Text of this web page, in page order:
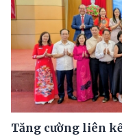
Tăng cường liên